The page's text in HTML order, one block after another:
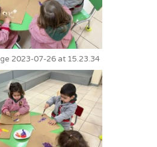
2023-07-26 at 15.23.34